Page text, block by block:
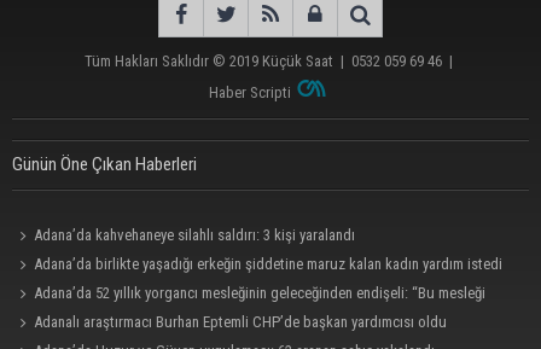
Tüm Hakları Saklıdır © 2019 Küçük Saat | 0532 059 69 46 |
Haber Scripti
Günün Öne Çıkan Haberleri
Adana’da kahvehaneye silahlı saldırı: 3 kişi yaralandı
Adana’da birlikte yaşadığı erkeğin şiddetine maruz kalan kadın yardım istedi
Adana’da 52 yıllık yorgancı mesleğinin geleceğinden endişeli: “Bu mesleği
çocuğuma bile öğretemedim”
Adanalı araştırmacı Burhan Eptemli CHP’de başkan yardımcısı oldu